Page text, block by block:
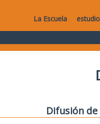
La Escuela
Difusión